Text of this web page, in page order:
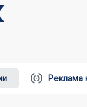
Реклама